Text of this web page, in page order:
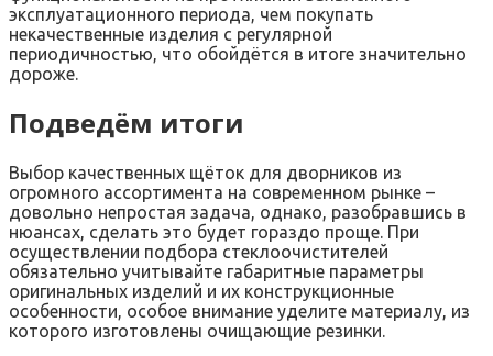
эксплуатационного периода, чем покупать
некачественные изделия с регулярной
периодичностью, что обойдётся в итоге значительно
дороже.
Подведём итоги
Выбор качественных щёток для дворников из
огромного ассортимента на современном рынке –
довольно непростая задача, однако, разобравшись в
нюансах, сделать это будет гораздо проще. При
осуществлении подбора стеклоочистителей
обязательно учитывайте габаритные параметры
оригинальных изделий и их конструкционные
особенности, особое внимание уделите материалу, из
которого изготовлены очищающие резинки.